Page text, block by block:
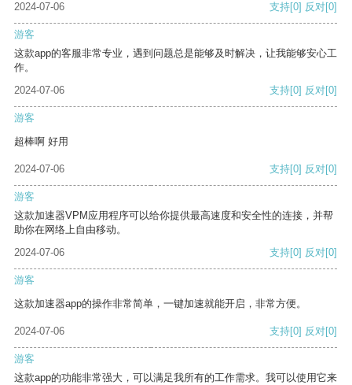
2024-07-06
支持[0] 反对[0]
游客
这款app的客服非常专业，遇到问题总是能够及时解决，让我能够安心工
作。
2024-07-06
支持[0] 反对[0]
游客
超棒啊 好用
2024-07-06 支持[0] 反对[0]
游客
这款加速器VPM应用程序可以给你提供最高速度和安全性的连接，并帮
助你在网络上自由移动。
2024-07-06
支持[0] 反对[0]
游客
这款加速器app的操作非常简单，一键加速就能开启，非常方便。
2024-07-06 支持[0] 反对[0]
游客
这款app的功能非常强大，可以满足我所有的工作需求。我可以使用它来